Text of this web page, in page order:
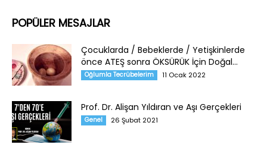
POPÜLER MESAJLAR
Çocuklarda / Bebeklerde / Yetişkinlerde
önce ATEŞ sonra ÖKSÜRÜK İçin Doğal...
Oğlumla Tecrübelerim 11 Ocak 2022
Prof. Dr. Alişan Yıldıran ve Aşı Gerçekleri
Genel 26 Şubat 2021